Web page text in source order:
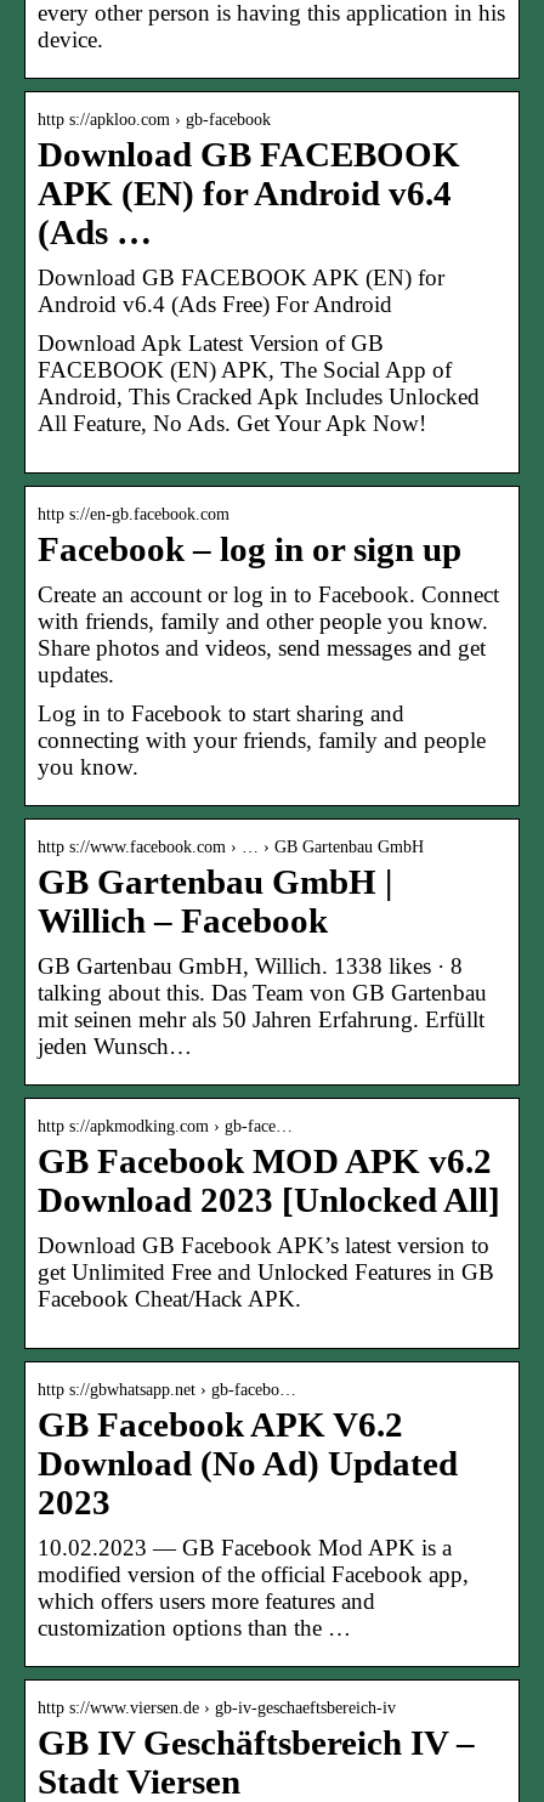
every other person is having this application in his
device.
http s://apkloo.com › gb-facebook
Download GB FACEBOOK
APK (EN) for Android v6.4
(Ads …
Download GB FACEBOOK APK (EN) for
Android v6.4 (Ads Free) For Android
Download Apk Latest Version of GB
FACEBOOK (EN) APK, The Social App of
Android, This Cracked Apk Includes Unlocked
All Feature, No Ads. Get Your Apk Now!
http s://en-gb.facebook.com
Facebook – log in or sign up
Create an account or log in to Facebook. Connect
with friends, family and other people you know.
Share photos and videos, send messages and get
updates.
Log in to Facebook to start sharing and
connecting with your friends, family and people
you know.
http s://www.facebook.com › … › GB Gartenbau GmbH
GB Gartenbau GmbH |
Willich – Facebook
GB Gartenbau GmbH, Willich. 1338 likes · 8
talking about this. Das Team von GB Gartenbau
mit seinen mehr als 50 Jahren Erfahrung. Erfüllt
jeden Wunsch…
http s://apkmodking.com › gb-face…
GB Facebook MOD APK v6.2
Download 2023 [Unlocked All]
Download GB Facebook APK’s latest version to
get Unlimited Free and Unlocked Features in GB
Facebook Cheat/Hack APK.
http s://gbwhatsapp.net › gb-facebo…
GB Facebook APK V6.2
Download (No Ad) Updated
2023
10.02.2023 — GB Facebook Mod APK is a
modified version of the official Facebook app,
which offers users more features and
customization options than the …
http s://www.viersen.de › gb-iv-geschaeftsbereich-iv
GB IV Geschäftsbereich IV –
Stadt Viersen